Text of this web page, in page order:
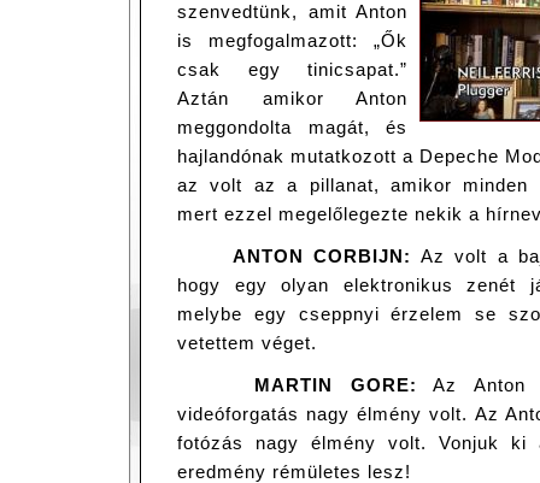
szenvedtünk, amit Anton
is megfogalmazott: „Ők
csak egy tinicsapat.”
Aztán amikor Anton
meggondolta magát, és
hajlandónak mutatkozott a Depeche
az volt az a pillanat, amikor minden
mert ezzel megelőlegezte nekik a
ANTON CORBIJN: Az volt a
hogy egy olyan elektronikus zenét
melybe egy cseppnyi érzelem se
vetettem véget.
MARTIN GORE: Az Anton
videóforgatás nagy élmény volt. Az
fotózás nagy élmény volt. Vonjuk ki
eredmény rémületes lesz!